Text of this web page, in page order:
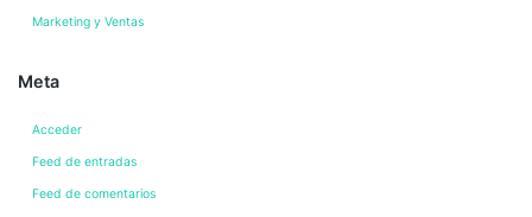
Marketing y Ventas
Meta
Acceder
Feed de entradas
Feed de comentarios